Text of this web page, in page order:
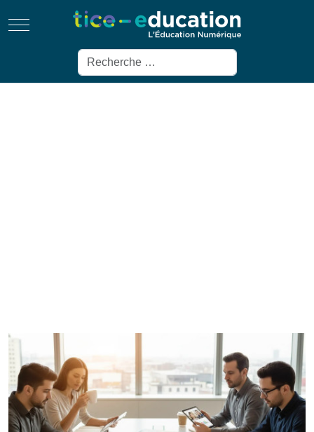
Mobile Menu Toggle
Rechercher